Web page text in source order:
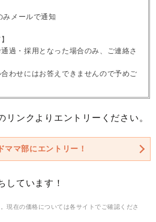
メールで通知
過・採用となった場合のみ、ご連絡さ
わせにはお答えできませんので予めご
リンクよりエントリーください。
マ部にエントリー！
しています！
現在の価格については各サイトでご確認くださ